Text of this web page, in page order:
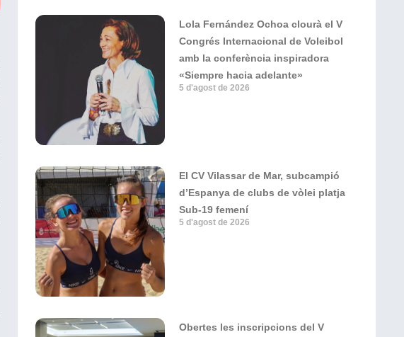
Lola Fernández Ochoa clourà el V
Congrés Internacional de Voleibol
amb la conferència inspiradora
«Siempre hacia adelante»
5 d'agost de 2026
El CV Vilassar de Mar, subcampió
d’Espanya de clubs de vòlei platja
Sub-19 femení
5 d'agost de 2026
Obertes les inscripcions del V